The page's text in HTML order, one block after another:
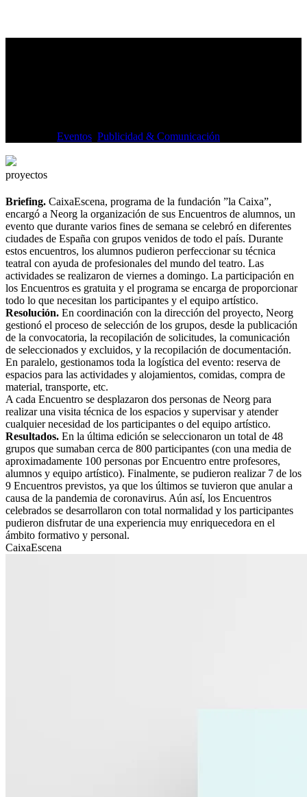
Eventos Publicidad & Comunicación
proyectos
Briefing. CaixaEscena, programa de la fundación ”la Caixa”,
encargó a Neorg la organización de sus Encuentros de alumnos, un
evento que durante varios fines de semana se celebró en diferentes
ciudades de España con grupos venidos de todo el país. Durante
estos encuentros, los alumnos pudieron perfeccionar su técnica
teatral con ayuda de profesionales del mundo del teatro. Las
actividades se realizaron de viernes a domingo. La participación en
los Encuentros es gratuita y el programa se encarga de proporcionar
todo lo que necesitan los participantes y el equipo artístico.
Resolución. En coordinación con la dirección del proyecto, Neorg
gestionó el proceso de selección de los grupos, desde la publicación
de la convocatoria, la recopilación de solicitudes, la comunicación
de seleccionados y excluidos, y la recopilación de documentación.
En paralelo, gestionamos toda la logística del evento: reserva de
espacios para las actividades y alojamientos, comidas, compra de
material, transporte, etc.
A cada Encuentro se desplazaron dos personas de Neorg para
realizar una visita técnica de los espacios y supervisar y atender
cualquier necesidad de los participantes o del equipo artístico.
Resultados. En la última edición se seleccionaron un total de 48
grupos que sumaban cerca de 800 participantes (con una media de
aproximadamente 100 personas por Encuentro entre profesores,
alumnos y equipo artístico). Finalmente, se pudieron realizar 7 de los
9 Encuentros previstos, ya que los últimos se tuvieron que anular a
causa de la pandemia de coronavirus. Aún así, los Encuentros
celebrados se desarrollaron con total normalidad y los participantes
pudieron disfrutar de una experiencia muy enriquecedora en el
ámbito formativo y personal.
CaixaEscena